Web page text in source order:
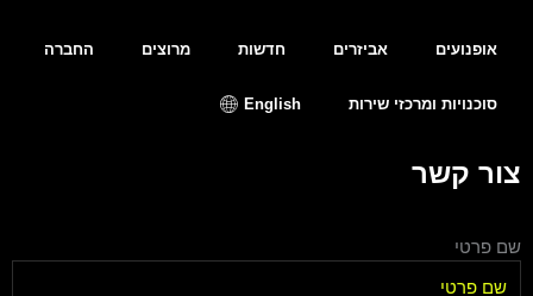
אופנועים אביזרים חדשות מרוצים החברה
סוכנויות ומרכזי שירות English
צור קשר
שם פרטי